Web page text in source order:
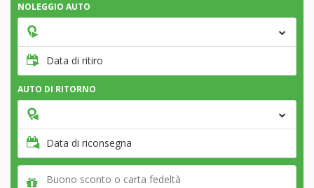
NOLEGGIO AUTO
Data di ritiro
AUTO DI RITORNO
Data di riconsegna